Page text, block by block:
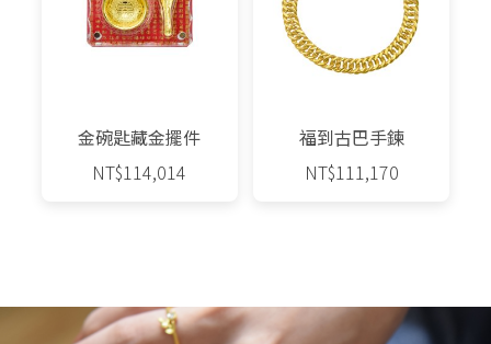
金碗匙藏金擺件
NT$114,014
福到古巴手鍊
NT$111,170